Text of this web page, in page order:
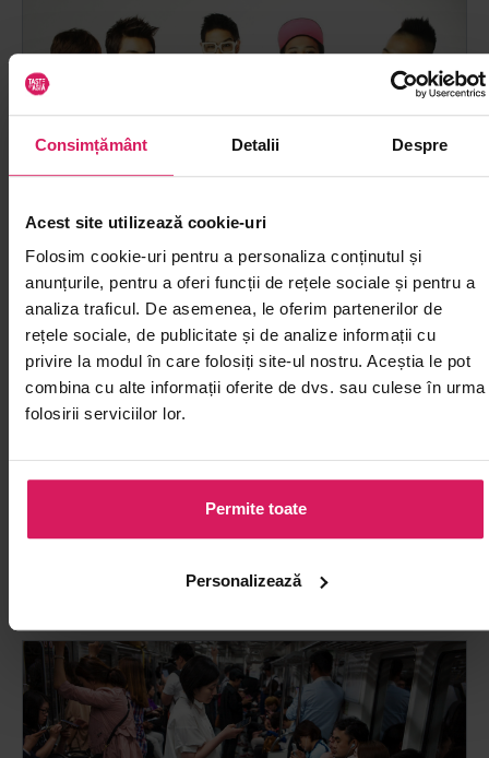
Consimțământ Detalii Despre
Acest site utilizează cookie-uri
Folosim cookie-uri pentru a personaliza conținutul și
anunțurile, pentru a oferi funcții de rețele sociale și pentru a
analiza traficul. De asemenea, le oferim partenerilor de
rețele sociale, de publicitate și de analize informații cu
privire la modul în care folosiți site-ul nostru. Aceștia le pot
combina cu alte informații oferite de dvs. sau culese în urma
folosirii serviciilor lor.
Permite toate
Personalizează
31.08.2021 Coreea 8'
Comunicarea prin intermediul
mesajelor text în Coreea
Coreea, fiind o țară avansată, are multe performanțe